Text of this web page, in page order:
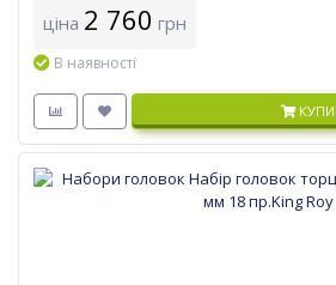
ціна 2 760 грн
В наявності